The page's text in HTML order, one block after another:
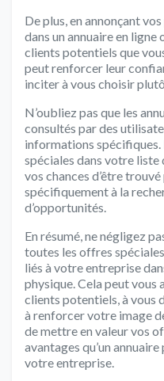
De plus, en annonçant
dans un annuaire en
clients potentiels que
peut renforcer leur
inciter à vous choisir
N’oubliez pas que les
consultés par des
informations spécifiques.
spéciales dans votre liste
vos chances d’être
spécifiquement à la
d’opportunités.
En résumé, ne négligez
toutes les offres
liés à votre entreprise
physique. Cela peut vous
clients potentiels, à vous
à renforcer votre image
de mettre en valeur vos
avantages qu’un
votre entreprise.